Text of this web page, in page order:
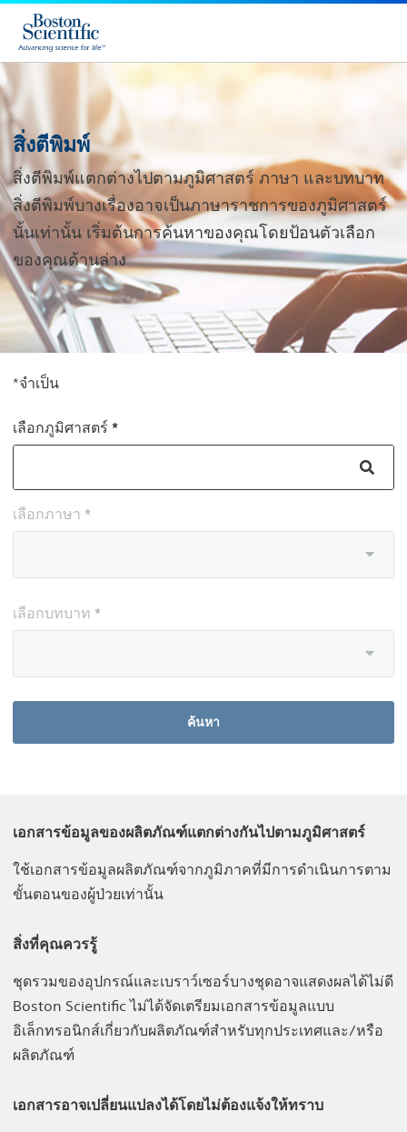
สิ่งตีพิมพ์
สิ่งตีพิมพ์แตกต่างไปตามภูมิศาสตร์ ภาษา และบทบาท
สิ่งตีพิมพ์บางเรื่องอาจเป็นภาษาราชการของภูมิศาสตร์
นั้นเท่านั้น เริ่มต้นการค้นหาของคุณโดยป้อนตัวเลือก
ของคุณด้านล่าง
*จำเป็น
เลือกภูมิศาสตร์ *
เลือกภาษา *
เลือกบทบาท *
ค้นหา
เอกสารข้อมูลของผลิตภัณฑ์แตกต่างกันไปตามภูมิศาสตร์
ใช้เอกสารข้อมูลผลิตภัณฑ์จากภูมิภาคที่มีการดำเนินการตาม
ขั้นตอนของผู้ป่วยเท่านั้น
สิ่งที่คุณควรรู้
ชุดรวมของอุปกรณ์และเบราว์เซอร์บางชุดอาจแสดงผลได้ไม่ดี
Boston Scientific ไม่ได้จัดเตรียมเอกสารข้อมูลแบบ
อิเล็กทรอนิกส์เกี่ยวกับผลิตภัณฑ์สำหรับทุกประเทศและ/หรือ
ผลิตภัณฑ์
เอกสารอาจเปลี่ยนแปลงได้โดยไม่ต้องแจ้งให้ทราบ